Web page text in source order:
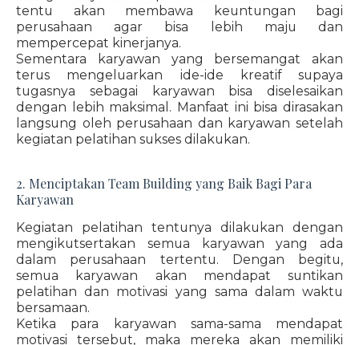
tentu akan membawa keuntungan bagi
perusahaan agar bisa lebih maju dan
mempercepat kinerjanya.
Sementara karyawan yang bersemangat akan
terus mengeluarkan ide-ide kreatif supaya
tugasnya sebagai karyawan bisa diselesaikan
dengan lebih maksimal. Manfaat ini bisa dirasakan
langsung oleh perusahaan dan karyawan setelah
kegiatan pelatihan sukses dilakukan.
2. Menciptakan Team Building yang Baik Bagi Para
Karyawan
Kegiatan pelatihan tentunya dilakukan dengan
mengikutsertakan semua karyawan yang ada
dalam perusahaan tertentu. Dengan begitu,
semua karyawan akan mendapat suntikan
pelatihan dan motivasi yang sama dalam waktu
bersamaan.
Ketika para karyawan sama-sama mendapat
motivasi tersebut, maka mereka akan memiliki